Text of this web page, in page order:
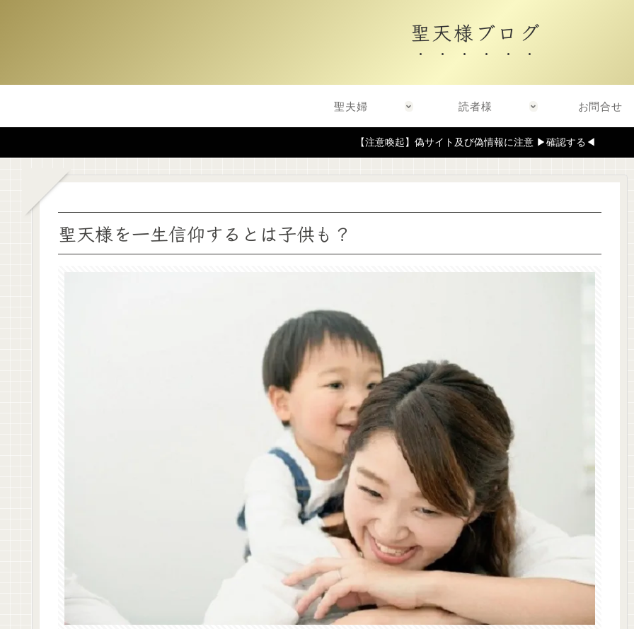
聖天様ブログ
聖夫婦 読者様 お問合せ
【注意喚起】偽サイト及び偽情報に注意 ▶確認する◀
聖天様を一生信仰するとは子供も？